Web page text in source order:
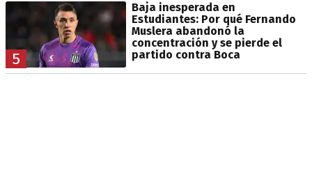
5
Baja inesperada en
Estudiantes: Por qué Fernando
Muslera abandonó la
concentración y se pierde el
partido contra Boca